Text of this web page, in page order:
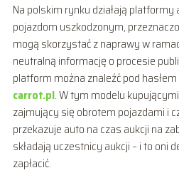
Na polskim rynku działają
pojazdom uszkodzonym,
mogą skorzystać z naprawy w
neutralną informację o procesie
platform można znaleźć pod hasłem
carrot.pl. W tym modelu
zajmujący się obrotem pojazdami i
przekazuje auto na czas aukcji na
składają uczestnicy aukcji – i to oni
zapłacić.